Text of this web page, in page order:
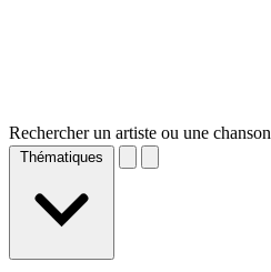
Rechercher un artiste ou une chanson
Thématiques